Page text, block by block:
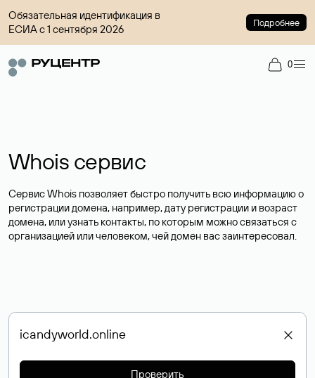
Обязательная идентификация в
ЕСИА с 1 сентября 2026
Подробнее
0
Whois сервис
Сервис Whois позволяет быстро получить всю информацию о
регистрации домена, например, дату регистрации и возраст
домена, или узнать контакты, по которым можно связаться с
организацией или человеком, чей домен вас заинтересовал.
Проверить